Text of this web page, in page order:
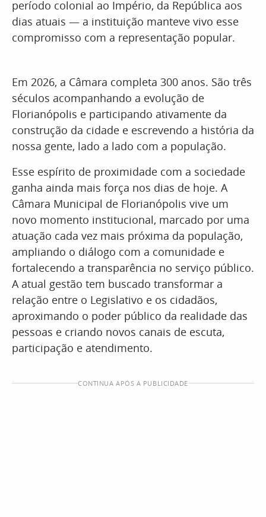
período colonial ao Império, da República aos
dias atuais — a instituição manteve vivo esse
compromisso com a representação popular.
Em 2026, a Câmara completa 300 anos. São três
séculos acompanhando a evolução de
Florianópolis e participando ativamente da
construção da cidade e escrevendo a história da
nossa gente, lado a lado com a população.
Esse espírito de proximidade com a sociedade
ganha ainda mais força nos dias de hoje. A
Câmara Municipal de Florianópolis vive um
novo momento institucional, marcado por uma
atuação cada vez mais próxima da população,
ampliando o diálogo com a comunidade e
fortalecendo a transparência no serviço público.
A atual gestão tem buscado transformar a
relação entre o Legislativo e os cidadãos,
aproximando o poder público da realidade das
pessoas e criando novos canais de escuta,
participação e atendimento.
CONTINUA APÓS A PUBLICIDADE